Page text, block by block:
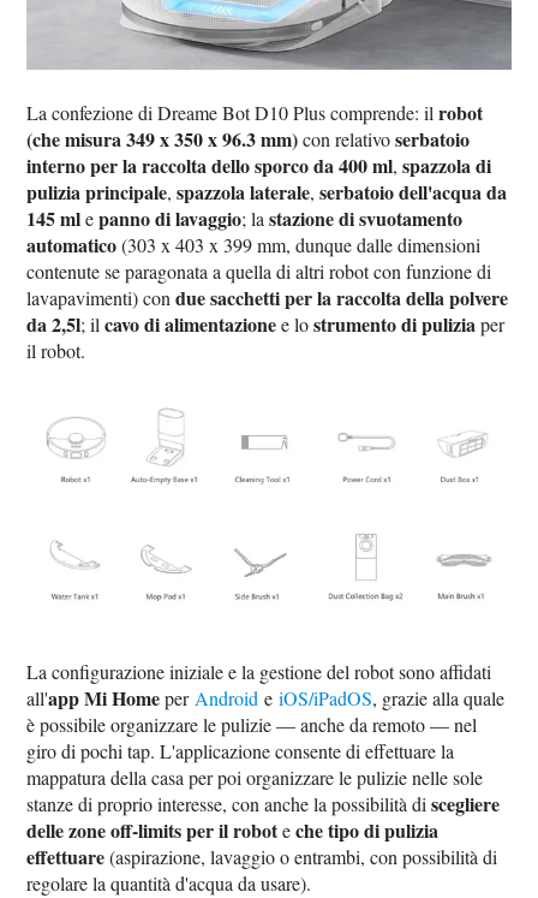
La confezione di Dreame Bot D10 Plus comprende: ilrobot
(che misura 349 x 350 x 96.3 mm)con relativoserbatoio
interno per la raccolta dello sporco da 400 ml,spazzola di
pulizia principale,spazzola laterale,serbatoio dell'acqua da
145 mlepanno di lavaggio; lastazione di svuotamento
automatico(303 x 403 x 399 mm, dunque dalle dimensioni
contenute se paragonata a quella di altri robot con funzione di
lavapavimenti) condue sacchetti per la raccolta della polvere
da 2,5l; ilcavo di alimentazionee lostrumento di puliziaper
il robot.
La configurazione iniziale e la gestione del robot sono affidati
all'app Mi Homeper Android eiOS/iPadOS, grazie alla quale
è possibile organizzare le pulizie — anche da remoto — nel
giro di pochi tap. L'applicazione consente di effettuare la
mappatura della casa per poi organizzare le pulizie nelle sole
stanze di proprio interesse, con anche la possibilità discegliere
delle zone off-limits per il roboteche tipo di pulizia
effettuare(aspirazione, lavaggio o entrambi, con possibilità di
regolare la quantità d'acqua da usare).